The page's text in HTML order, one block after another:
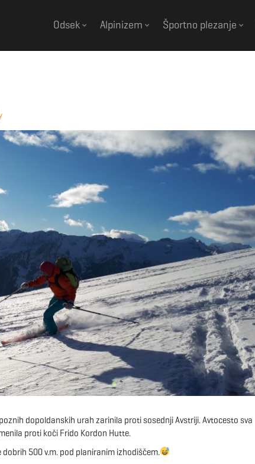
Odsek Alpinizem Športno plezanje
dopoldanskih urah zarinila proti sosednji Avstriji. Avtocesto sva
proti koči Frido Kordon Hutte.
500 v.m. pod planiranim izhodiščem.